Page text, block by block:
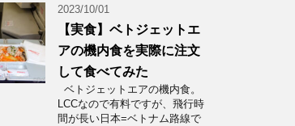
2023/10/01
【実食】ベトジェットエ
アの機内食を実際に注文
して食べてみた
ベトジェットエアの機内食。
LCCなので有料ですが、飛行時
間が長い日本=ベトナム路線で